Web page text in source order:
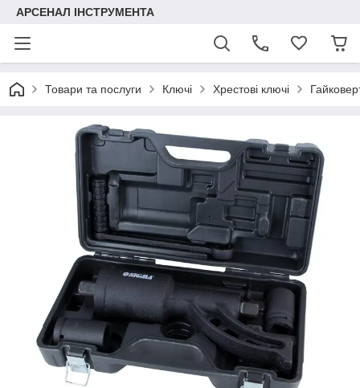
АРСЕНАЛ ІНСТРУМЕНТА
Товари та послуги Ключі Хрестові ключі